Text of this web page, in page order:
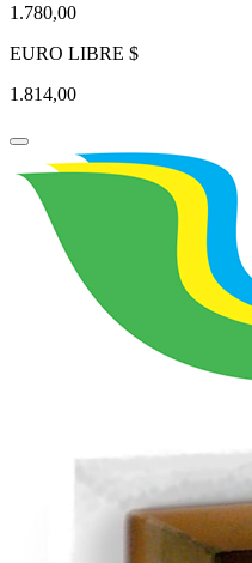
1.780,00
EURO LIBRE $
1.814,00